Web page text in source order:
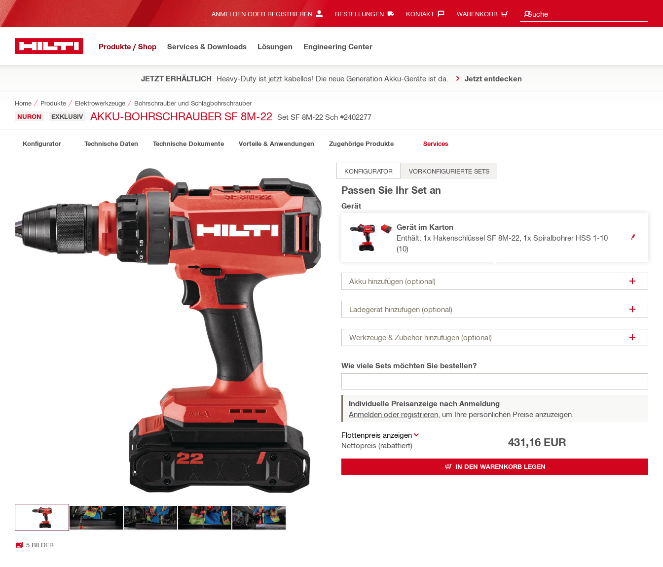
ANMELDEN ODER REGISTRIEREN BESTELLUNGEN KONTAKT‎ WARENKORB Suche
Suchvorschläge
Produkte / Shop Services & Downloads Lösungen Engineering Center
JETZT ERHÄLTLICH Heavy-Duty ist jetzt kabellos! Die neue Generation Akku-Geräte ist da. Jetzt entdecken
Home Produkte Elektrowerkzeuge Bohrschrauber und Schlagbohrschrauber
NURON EXKLUSIV AKKU-BOHRSCHRAUBER SF 8M-22 Set SF 8M-22 Sch #2402277
Konfigurator Technische Daten Technische Dokumente Vorteile & Anwendungen Zugehörige Produkte Services
5 BILDER
KONFIGURATOR VORKONFIGURIERTE SETS
Passen Sie Ihr Set an
Gerät
Gerät im Karton
Enthält: 1x Hakenschlüssel SF 8M-22, 1x Spiralbohrer HSS 1-10
(10)
OPEN
Akku hinzufügen (optional)
Ladegerät hinzufügen (optional)
Werkzeuge & Zubehör hinzufügen (optional)
Wie viele Sets möchten Sie bestellen?
Individuelle Preisanzeige nach Anmeldung
Anmelden oder registrieren, um Ihre persönlichen Preise anzuzeigen.
Flottenpreis anzeigen
Nettopreis (rabattiert)
431,16 EUR
IN DEN WARENKORB LEGEN